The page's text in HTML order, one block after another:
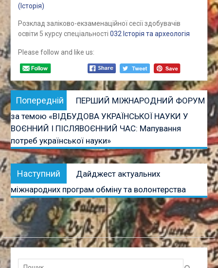
(Історія)
Розклад заліково-екзаменаційної сесії здобувачів
освіти 5 курсу спеціальності 032 Історія та археологія
Please follow and like us:
Навігація
записів
Попередній
Попередній
запис:
ПЕРШИЙ МІЖНАРОДНИЙ ФОРУМ
за темою «ВІДБУДОВА УКРАЇНСЬКОЇ НАУКИ У
ВОЄННИЙ І ПІСЛЯВОЄННИЙ ЧАС: Мапування
потреб української науки»
Наступний
Наступний
запис:
Дайджест актуальних
міжнародних програм обміну та волонтерства
Пошук